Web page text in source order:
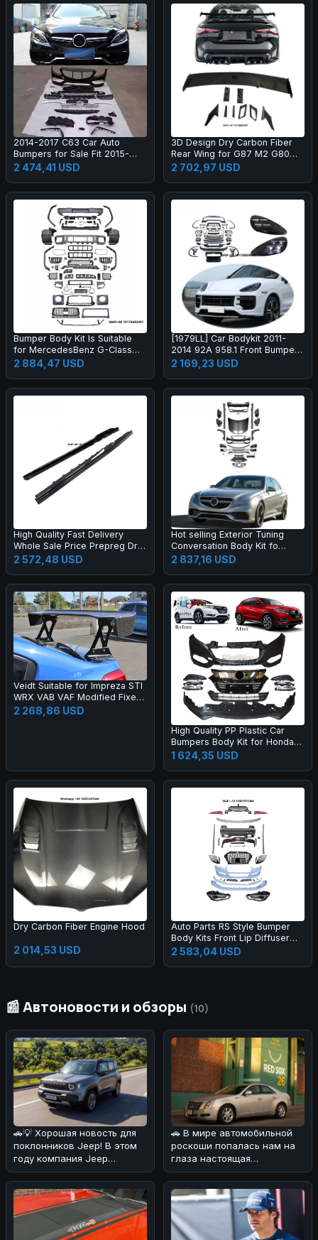
2014-2017 C63 Car Auto
Bumpers for Sale Fit 2015-
2017 New C Class W205 C180
C200l C260l
2 474,41 USD
3D Design Dry Carbon Fiber
Rear Wing for G87 M2 G80
M3 G82 M4 Dry Carbon Fiber
Rear Spoiler High Quality
2 702,97 USD
Bumper Body Kit Is Suitable
for MercedesBenz G-Class
W464 to W465 G63 OLD to
2 884,47 USD
[1979LL] Car Bodykit 2011-
2014 92A 958.1 Front Bumper
Upgrade to 2024 2025 Turbo
GT Style Body Kit for Cayenne
2 169,23 USD
High Quality Fast Delivery
Whole Sale Price Prepreg Dry
Carbon Fiber Performance
Side Skirts for R8 2019-2023
2 572,48 USD
Hot selling Exterior Tuning
Conversation Body Kit fo
2009-2012 Auto Parts Car
2 837,16 USD
Veidt Suitable for Impreza STI
WRX VAB VAF Modified Fixed
Wing EUR Model Carbon Fiber
GT Large Spoiler
2 268,86 USD
High Quality PP Plastic Car
Bumpers Body Kit for Honda
2015 HRV Vezel Upgrade 20
1 624,35 USD
Dry Carbon Fiber Engine Hood
2 014,53 USD
Auto Parts RS Style Bumper
Body Kits Front Lip Diffuser
Side Skirts Headlights
Taillights Bumper Body Kit for
2 583,04 USD
📰 Автоновости и обзоры (10)
🚗💡 Хорошая новость для
поклонников Jeep! В этом
году компания Jeep
удивила своих фанатов,
решив сн
🚗 В мире автомобильной
роскоши попалась нам на
глаза настоящая
жемчужина! 💎Cadillac CTS
2008 года